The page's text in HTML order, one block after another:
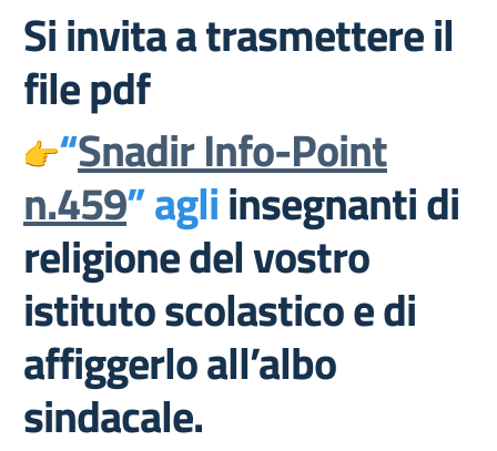
Si invita a trasmettere il
file pdf
“Snadir Info-Point
n.459” agliinsegnanti di
religione del vostro
istituto scolastico e di
affiggerlo all’albo
sindacale.